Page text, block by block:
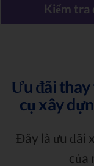
Kiểm tra
Ưu đãi thay
cụ xây
Đây là ưu đãi
của